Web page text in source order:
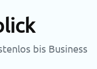
bis Business